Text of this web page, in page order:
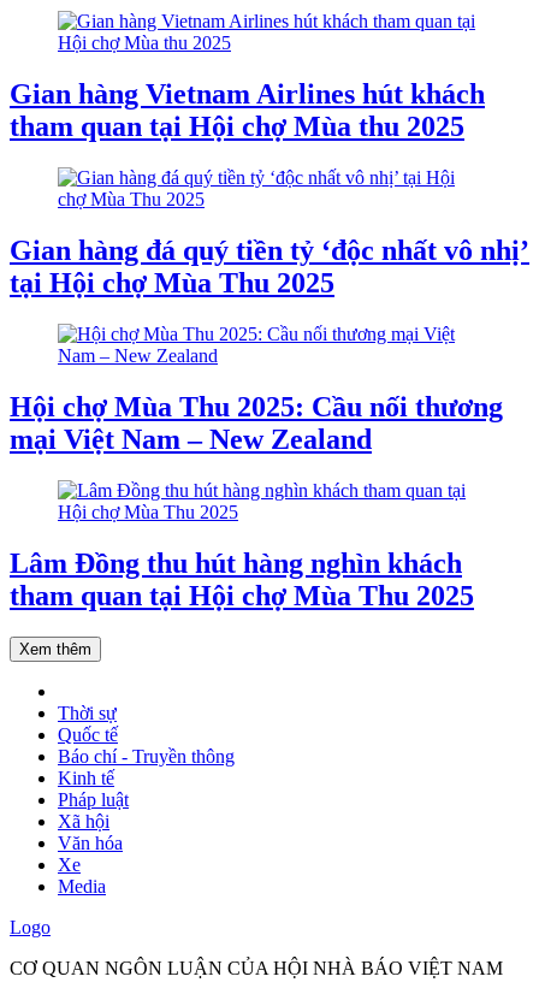
Gian hàng Vietnam Airlines hút khách
tham quan tại Hội chợ Mùa thu 2025
Gian hàng đá quý tiền tỷ ‘độc nhất vô nhị’
tại Hội chợ Mùa Thu 2025
Hội chợ Mùa Thu 2025: Cầu nối thương
mại Việt Nam – New Zealand
Lâm Đồng thu hút hàng nghìn khách
tham quan tại Hội chợ Mùa Thu 2025
Xem thêm
Thời sự
Quốc tế
Báo chí - Truyền thông
Kinh tế
Pháp luật
Xã hội
Văn hóa
Xe
Media
Logo
CƠ QUAN NGÔN LUẬN CỦA HỘI NHÀ BÁO VIỆT NAM